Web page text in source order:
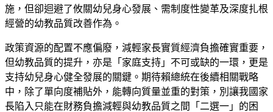
施，但卻迴避了攸關幼兒身心發展、需制度性變革及深度扎根
經營的幼教品質改善作為。
政策資源的配置不應偏廢，減輕家長實質經濟負擔確實重要，
但幼教品質的提升，亦是「家庭支持」不可或缺的一環，更是
支持幼兒身心健全發展的關鍵。期待賴總統在後續相關戰略
中，除了單向度補貼外，能轉向質量並重的對策，別讓我國家
長陷入只能在財務負擔減輕與幼教品質之間「二選一」的困